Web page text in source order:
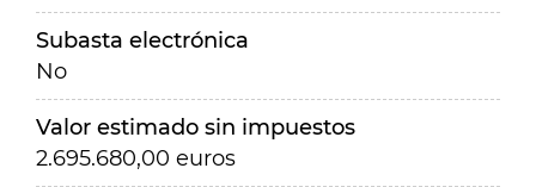
Subasta electrónica
No
Valor estimado sin impuestos
2.695.680,00 euros